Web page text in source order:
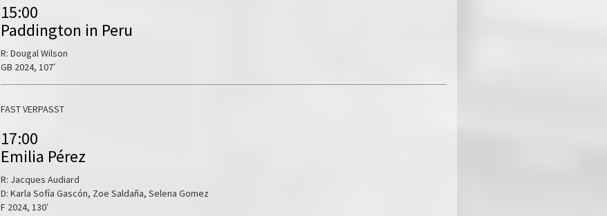
15:00
Paddington in Peru
R: Dougal Wilson
GB 2024, 107′
FAST VERPASST
17:00
Emilia Pérez
R: Jacques Audiard
D: Karla Sofía Gascón, Zoe Saldaña, Selena Gomez
F 2024, 130′